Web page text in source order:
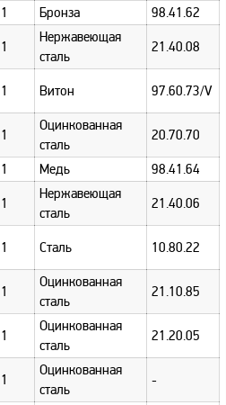
1 Бронза 98.41.62
1
Нержавеющая
сталь
21.40.08
1 Витон 97.60.73/V
1
Оцинкованная
сталь
20.70.70
1 Медь 98.41.64
1
Нержавеющая
сталь
21.40.06
1 Сталь 10.80.22
1
Оцинкованная
сталь
21.10.85
1
Оцинкованная
сталь
21.20.05
1
Оцинкованная
сталь
-